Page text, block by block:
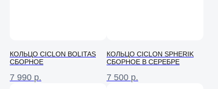
КОЛЬЦО CICLON BOLITAS
СБОРНОЕ
7 990 р.
КОЛЬЦО CICLON SPHERIK
СБОРНОЕ В СЕРЕБРЕ
7 500 р.